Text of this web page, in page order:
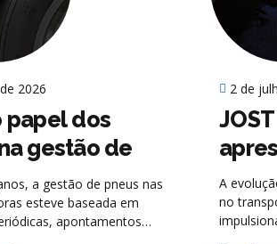
2026
papel dos
gestão de
a gestão de pneus nas
esteve baseada em
apontamentos
2 de
A
no